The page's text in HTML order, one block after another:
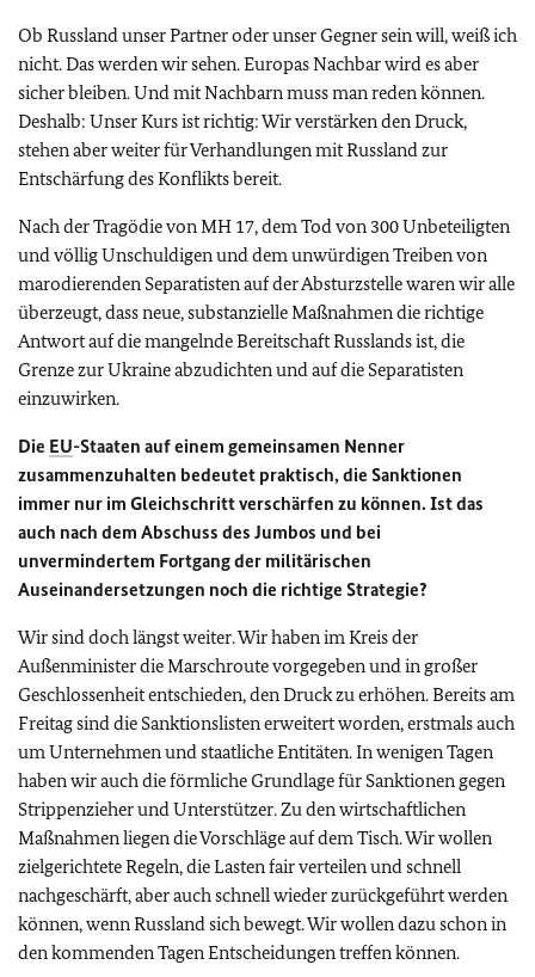
Ob Russland unser Partner oder unser Gegner sein will, weiß ich
nicht. Das werden wir sehen. Europas Nachbar wird es aber
sicher bleiben. Und mit Nachbarn muss man reden können.
Deshalb: Unser Kurs ist richtig: Wir verstärken den Druck,
stehen aber weiter für Verhandlungen mit Russland zur
Entschärfung des Konflikts bereit.
Nach der Tragödie von MH 17, dem Tod von 300 Unbeteiligten
und völlig Unschuldigen und dem unwürdigen Treiben von
marodierenden Separatisten auf der Absturzstelle waren wir alle
überzeugt, dass neue, substanzielle Maßnahmen die richtige
Antwort auf die mangelnde Bereitschaft Russlands ist, die
Grenze zur Ukraine abzudichten und auf die Separatisten
einzuwirken.
Die EU-Staaten auf einem gemeinsamen Nenner
zusammenzuhalten bedeutet praktisch, die Sanktionen
immer nur im Gleichschritt verschärfen zu können. Ist das
auch nach dem Abschuss des Jumbos und bei
unvermindertem Fortgang der militärischen
Auseinandersetzungen noch die richtige Strategie?
Wir sind doch längst weiter. Wir haben im Kreis der
Außenminister die Marschroute vorgegeben und in großer
Geschlossenheit entschieden, den Druck zu erhöhen. Bereits am
Freitag sind die Sanktionslisten erweitert worden, erstmals auch
um Unternehmen und staatliche Entitäten. In wenigen Tagen
haben wir auch die förmliche Grundlage für Sanktionen gegen
Strippenzieher und Unterstützer. Zu den wirtschaftlichen
Maßnahmen liegen die Vorschläge auf dem Tisch. Wir wollen
zielgerichtete Regeln, die Lasten fair verteilen und schnell
nachgeschärft, aber auch schnell wieder zurückgeführt werden
können, wenn Russland sich bewegt. Wir wollen dazu schon in
den kommenden Tagen Entscheidungen treffen können.